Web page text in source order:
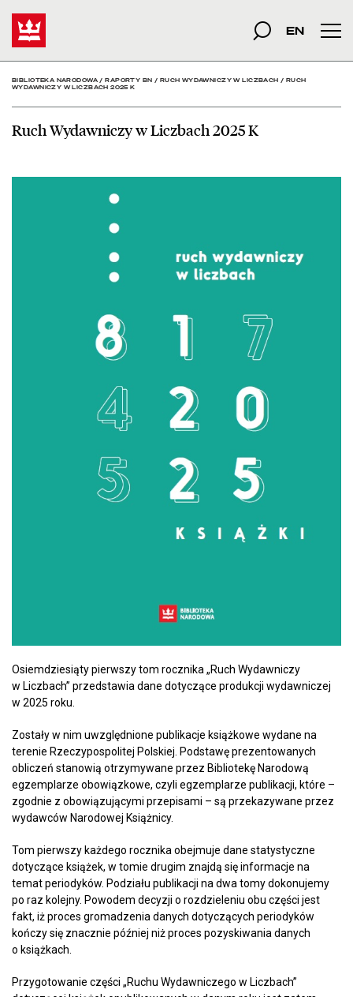
Ruch Wydawniczy w
szukana fraza
Szukaj
EN
BIBLIOTEKA NARODOWA/RAPORTY BN / RUCH WYDAWNICZY W LICZBACH / RUCH
WYDAWNICZY W LICZBACH 2025 K
Ruch Wydawniczy w Liczbach 2025 K
Osiemdziesiąty pierwszy tom rocznika „Ruch Wydawniczy
w Liczbach” przedstawia dane dotyczące produkcji wydawniczej
w 2025 roku.
Zostały w nim uwzględnione publikacje książkowe wydane na
terenie Rzeczypospolitej Polskiej. Podstawę prezentowanych
obliczeń stanowią otrzymywane przez Bibliotekę Narodową
egzemplarze obowiązkowe, czyli egzemplarze publikacji, które –
zgodnie z obowiązującymi przepisami – są przekazywane przez
wydawców Narodowej Książnicy.
Tom pierwszy każdego rocznika obejmuje dane statystyczne
dotyczące książek, w tomie drugim znajdą się informacje na
temat periodyków. Podziału publikacji na dwa tomy dokonujemy
po raz kolejny. Powodem decyzji o rozdzieleniu obu części jest
fakt, iż proces gromadzenia danych dotyczących periodyków
kończy się znacznie później niż proces pozyskiwania danych
o książkach.
Przygotowanie części „Ruchu Wydawniczego w Liczbach”